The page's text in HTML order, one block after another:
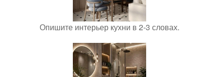
Опишите интерьер кухни в 2-3 словах.